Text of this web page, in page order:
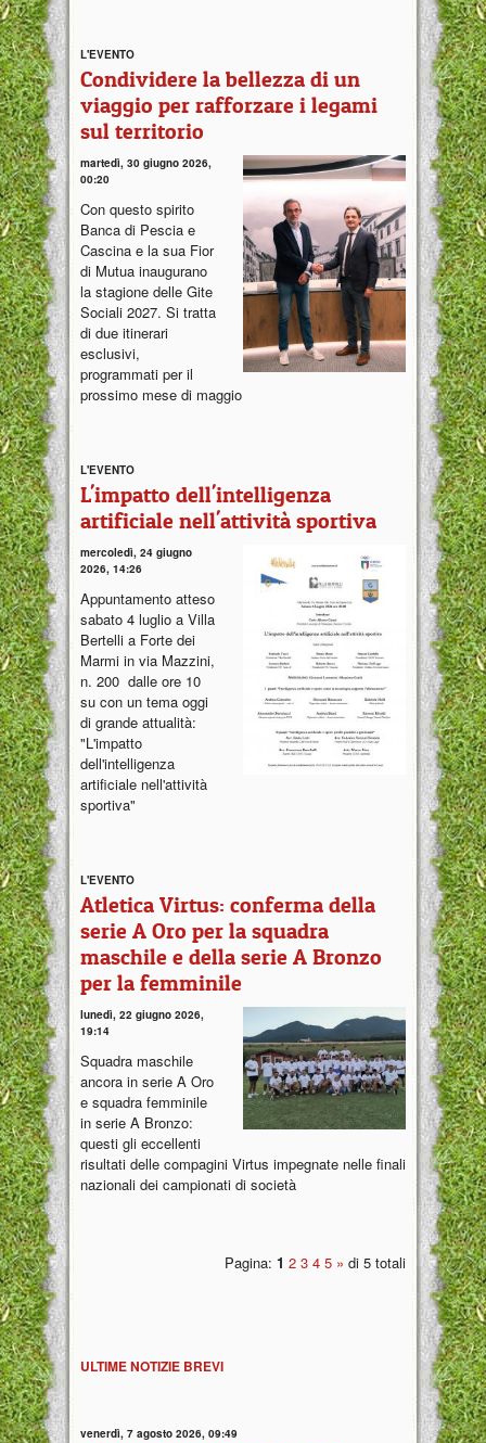
L'EVENTO
Condividere la bellezza di un
viaggio per rafforzare i legami
sul territorio
martedì, 30 giugno 2026,
00:20
Con questo spirito
Banca di Pescia e
Cascina e la sua Fior
di Mutua inaugurano
la stagione delle Gite
Sociali 2027. Si tratta
di due itinerari
esclusivi,
programmati per il
prossimo mese di maggio
L'EVENTO
L'impatto dell'intelligenza
artificiale nell'attività sportiva
mercoledì, 24 giugno
2026, 14:26
Appuntamento atteso
sabato 4 luglio a Villa
Bertelli a Forte dei
Marmi in via Mazzini,
n. 200 dalle ore 10
su con un tema oggi
di grande attualità:
"L'impatto
dell'intelligenza
artificiale nell'attività
sportiva"
L'EVENTO
Atletica Virtus: conferma della
serie A Oro per la squadra
maschile e della serie A Bronzo
per la femminile
lunedì, 22 giugno 2026,
19:14
Squadra maschile
ancora in serie A Oro
e squadra femminile
in serie A Bronzo:
questi gli eccellenti
risultati delle compagini Virtus impegnate nelle finali
nazionali dei campionati di società
Pagina: 1 2 3 4 5 » di 5 totali
ULTIME NOTIZIE BREVI
venerdì, 7 agosto 2026, 09:49